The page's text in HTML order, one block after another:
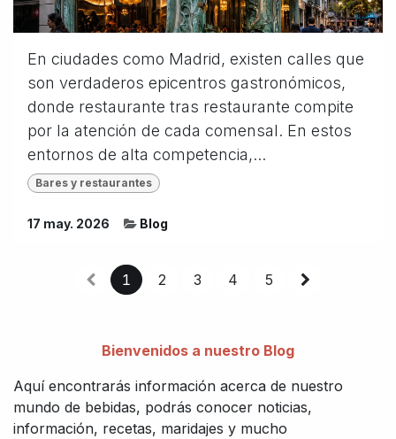
En ciudades como Madrid, existen calles que
son verdaderos epicentros gastronómicos,
donde restaurante tras restaurante compite
por la atención de cada comensal. En estos
entornos de alta competencia,...
Bares y restaurantes
17 may. 2026 Blog
1 2 3 4 5
Bienvenidos a nuestro Blog
Aquí encontrarás información acerca de nuestro
mundo de bebidas, podrás conocer noticias,
información, recetas, maridajes y mucho